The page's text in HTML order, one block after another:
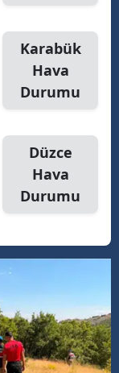
Karabük
Hava
Durumu
Düzce
Hava
Durumu